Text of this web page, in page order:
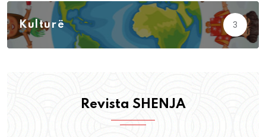
Kulturë 3
Revista SHENJA